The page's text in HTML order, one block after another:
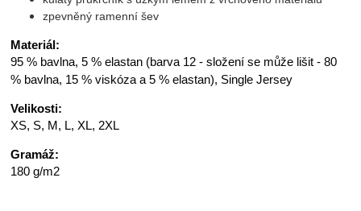
zpevněný ramenní šev
Materiál:
95 % bavlna, 5 % elastan (barva 12 - složení se může lišit - 80
% bavlna, 15 % viskóza a 5 % elastan), Single Jersey
Velikosti:
XS, S, M, L, XL, 2XL
Gramáž:
180 g/m2